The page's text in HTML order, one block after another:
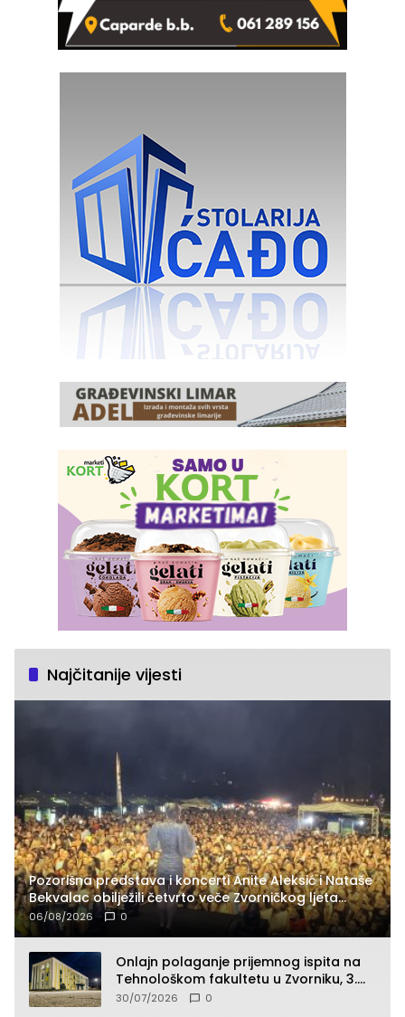
Najčitanije vijesti
Pozorišna predstava i koncerti Anite Aleksić i Nataše
Bekvalac obilježili četvrto veče Zvorničkog ljeta
(FOTO)
06/08/2026 0
Onlajn polaganje prijemnog ispita na
Tehnološkom fakultetu u Zvorniku, 3.
septembra u 9.00 časova
30/07/2026 0